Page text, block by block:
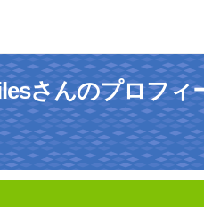
さんのプロフィ